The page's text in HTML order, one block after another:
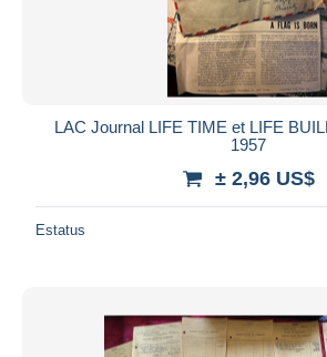
LAC Journal LIFE TIME et LIFE
1957
± 2,96 US$
Estatus